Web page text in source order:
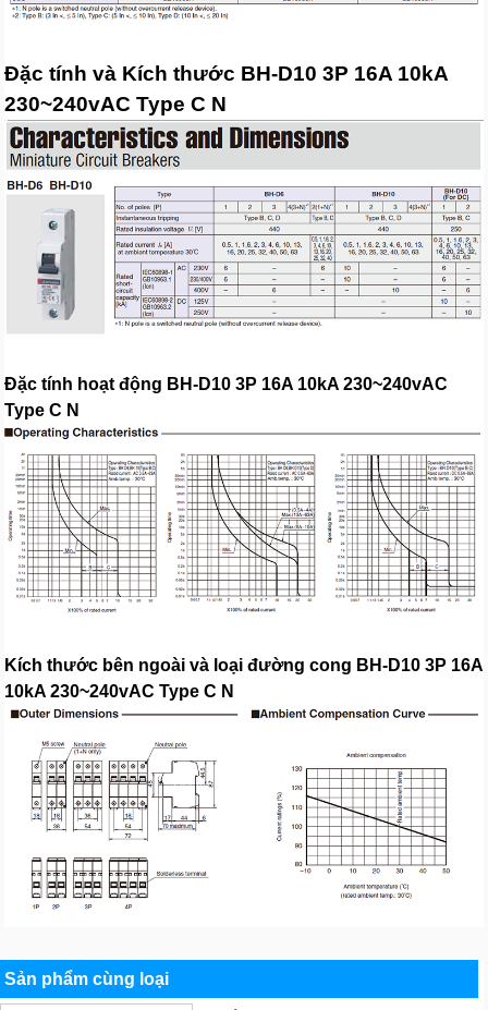
Đặc tính và Kích thước BH-D10 3P 16A 10kA
230~240vAC Type C N
Đặc tính hoạt động BH-D10 3P 16A 10kA 230~240vAC
Type C N
Kích thước bên ngoài và loại đường cong BH-D10 3P 16A
10kA 230~240vAC Type C N
Sản phẩm cùng loại